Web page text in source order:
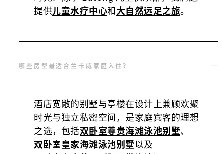
提供儿童水疗中心和大自然远足之旅。
哪些房型最适合兰卡威家庭入住？
酒店宽敞的别墅与亭楼在设计上兼顾欢聚
时光与独立私密空间，是家庭宾客的理想
之选，包括双卧室尊贵海滩泳池别墅、
双卧室皇家海滩泳池别墅以及